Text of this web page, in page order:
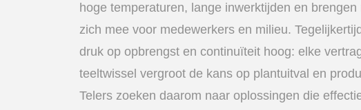
hoge temperaturen, lange inwerktijden en brengen
zich mee voor medewerkers en milieu.
druk op opbrengst en continuïteit hoog: elke
teeltwissel vergroot de kans op plantuitval en
Telers zoeken daarom naar oplossingen die